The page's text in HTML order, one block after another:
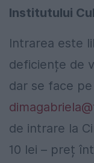
Institutului
Intrarea este
deficiențe de
dar se face
de intrare la
10 lei – preț